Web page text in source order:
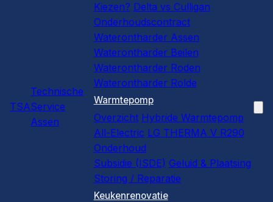
TSA
Technische
Service
Assen
Kiezen? Delta vs Culligan
Onderhoudscontract
Waterontharder Assen
Waterontharder Beilen
Waterontharder Roden
Waterontharder Rolde
Warmtepomp
Overzicht Hybride Warmtepomp
All-Electric LG THERMA V R290
Onderhoud
Subsidie (ISDE) Geluid & Plaatsing
Storing / Reparatie
Keukenrenovatie